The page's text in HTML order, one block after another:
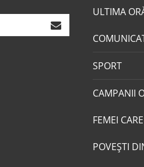
ULTIMA
SPORT
CAMPANII
FEMEI
POVEŞTI